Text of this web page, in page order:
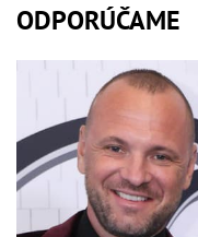
ODPORÚČAME